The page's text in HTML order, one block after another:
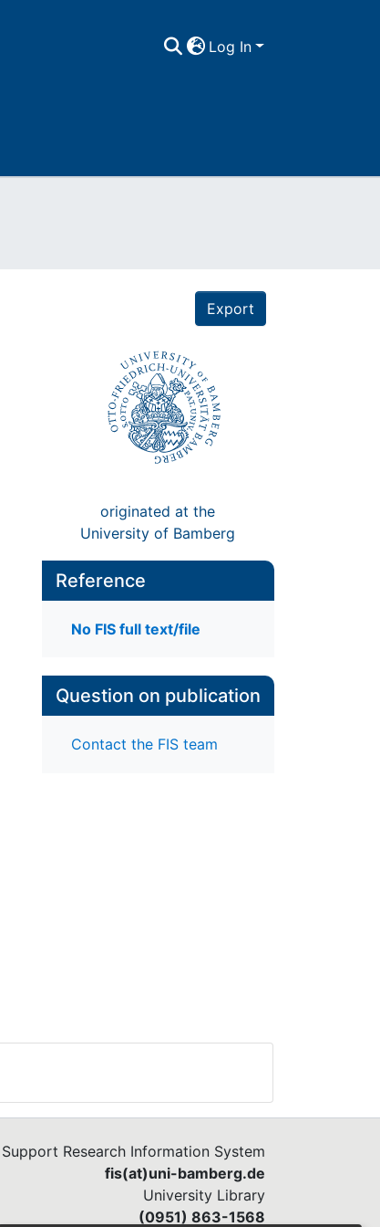
Log In
Export
originated at the
University of Bamberg
Reference
No FIS full text/file
Question on publication
Contact the FIS team
Support Research Information System
fis(at)uni-bamberg.de
University Library
(0951) 863-1568